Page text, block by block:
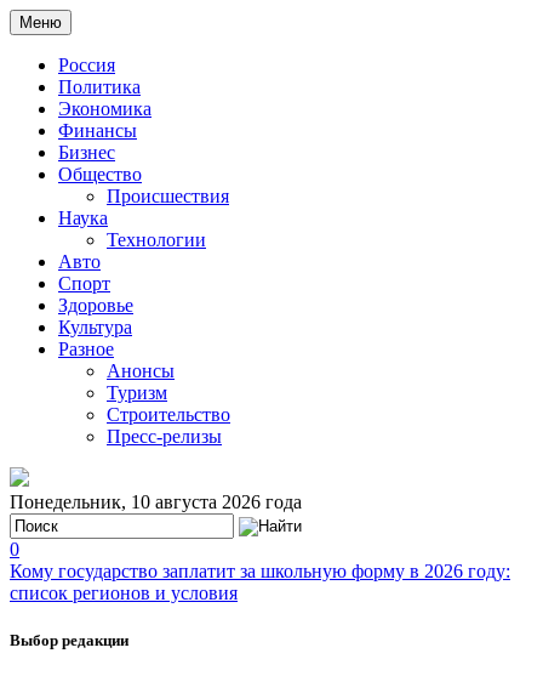
Меню
Россия
Политика
Экономика
Финансы
Бизнес
Общество
Происшествия
Наука
Технологии
Авто
Спорт
Здоровье
Культура
Разное
Анонсы
Туризм
Строительство
Пресс-релизы
Понедельник, 10 августа 2026 года
0
Кому государство заплатит за школьную форму в 2026 году:
список регионов и условия
Выбор редакции